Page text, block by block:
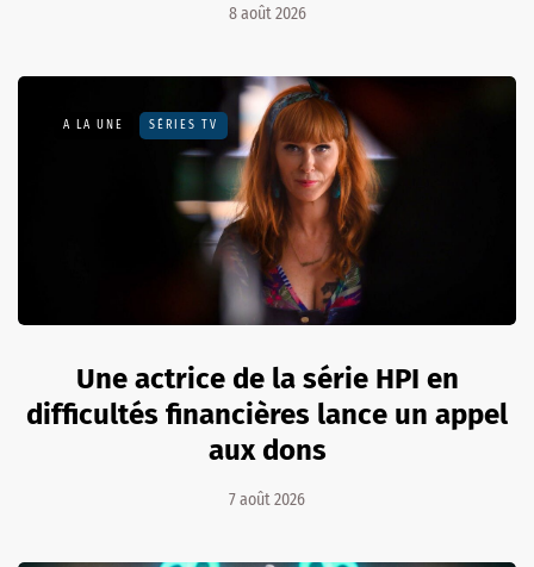
8 août 2026
A LA UNE SÉRIES TV
Une actrice de la série HPI en
difficultés financières lance un appel
aux dons
7 août 2026